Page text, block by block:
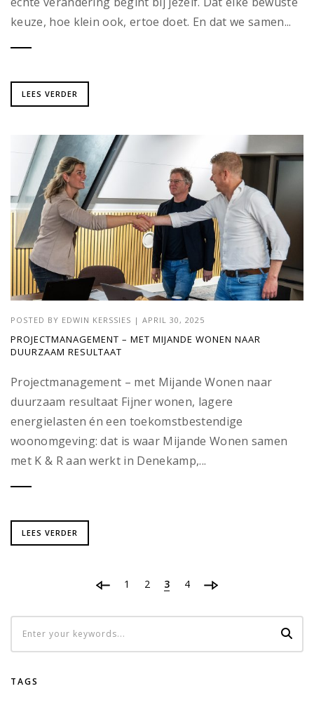
keuze, hoe klein ook, ertoe doet. En dat we samen...
LEES VERDER
POSTED BY EDWIN KERSSIES | APRIL 30, 2025
PROJECTMANAGEMENT – MET MIJANDE WONEN NAAR
DUURZAAM RESULTAAT
Projectmanagement – met Mijande Wonen naar
duurzaam resultaat Fijner wonen, lagere
energielasten én een toekomstbestendige
woonomgeving: dat is waar Mijande Wonen samen
met K & R aan werkt in Denekamp,...
LEES VERDER
1 2 3 4
TAGS